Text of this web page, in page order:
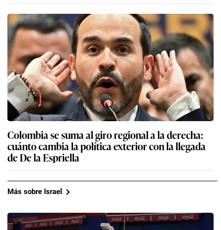
Colombia se suma al giro regional a la derecha:
cuánto cambia la política exterior con la llegada
de De la Espriella
Más sobre Israel